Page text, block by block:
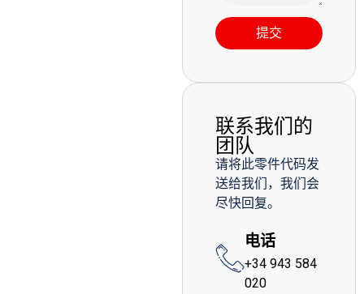
提交
联系我们的
团队
请将此零件代码发
送给我们，我们会
尽快回复。
电话
+34 943 584
020